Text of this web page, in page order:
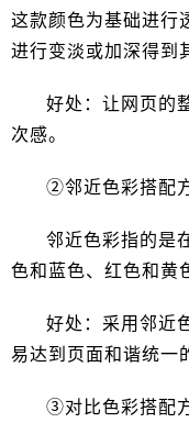
这款颜色为基础进行
进行变淡或加深得到
好处：让网页的
次感。
②邻近色彩搭配
邻近色彩指的是
色和蓝色、红色和黄
好处：采用邻近
易达到页面和谐统一
③对比色彩搭配